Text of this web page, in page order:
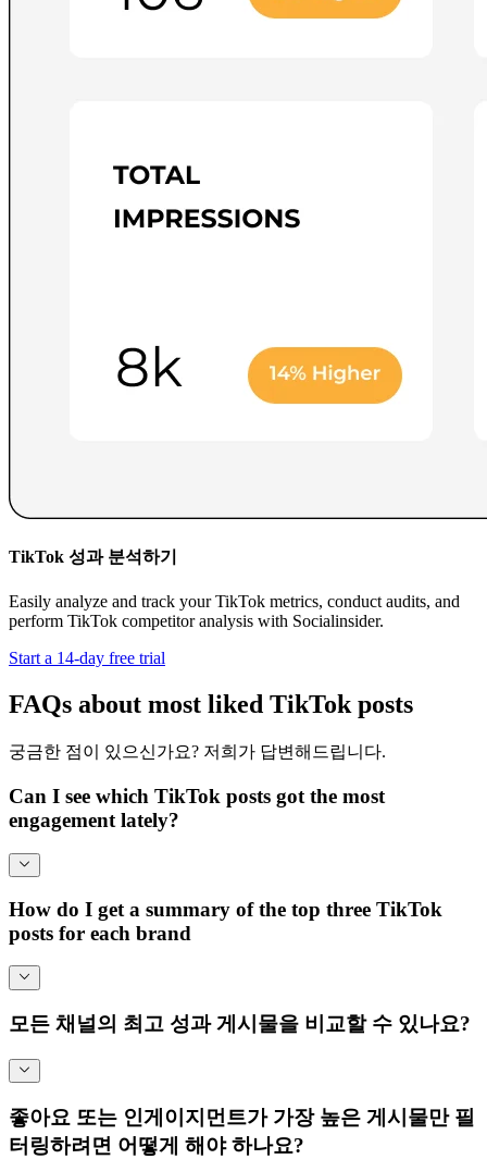
TikTok 성과 분석하기
Easily analyze and track your TikTok metrics, conduct audits, and
perform TikTok competitor analysis with Socialinsider.
Start a 14-day free trial
FAQs about most liked TikTok posts
궁금한 점이 있으신가요? 저희가 답변해드립니다.
Can I see which TikTok posts got the most
engagement lately?
How do I get a summary of the top three TikTok
posts for each brand
모든 채널의 최고 성과 게시물을 비교할 수 있나요?
좋아요 또는 인게이지먼트가 가장 높은 게시물만 필
터링하려면 어떻게 해야 하나요?